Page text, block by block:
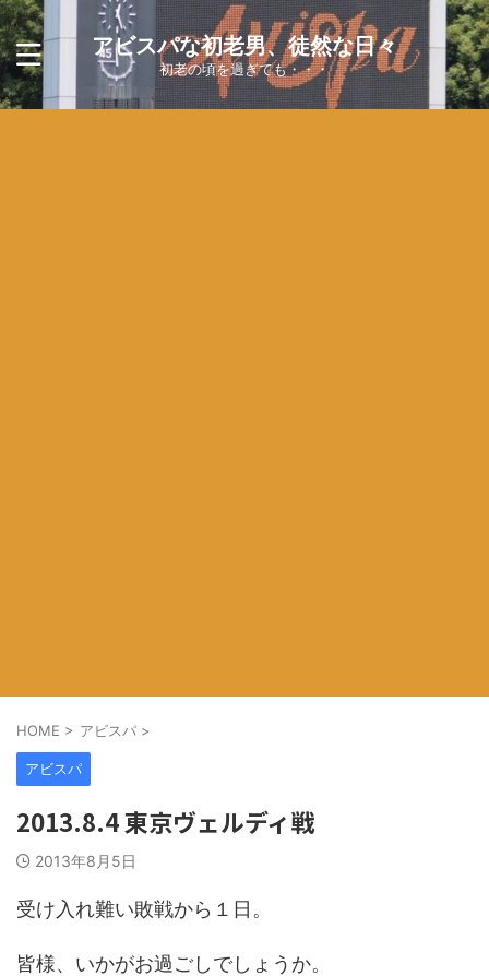
アビスパな初老男、徒然な日々
初老の頃を過ぎても・・・
HOME > アビスパ >
アビスパ
2013.8.4 東京ヴェルディ戦
2013年8月5日
受け入れ難い敗戦から１日。
皆様、いかがお過ごしでしょうか。